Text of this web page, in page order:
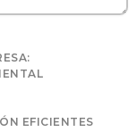
EFICIENTES